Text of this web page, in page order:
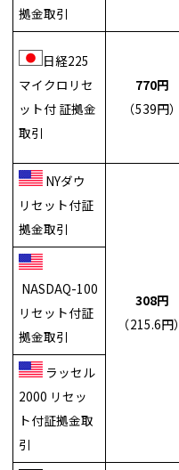
拠金取引
日経225
マイクロリセ
ット付 証拠金
取引
770円
（539円）
NYダウ
リセット付証
拠金取引
308円
（215.6円）
NASDAQ-100
リセット付証
拠金取引
ラッセル
2000 リセッ
ト付証拠金取
引